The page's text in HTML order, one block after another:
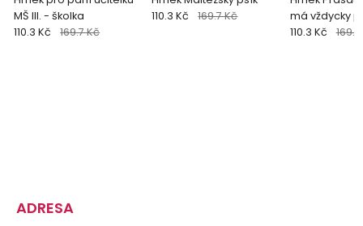
MŠ III. - školka
110.3 Kč 169.7 Kč
110.3 Kč 169.7 Kč
má vždycky
110.3 Kč
ADRESA